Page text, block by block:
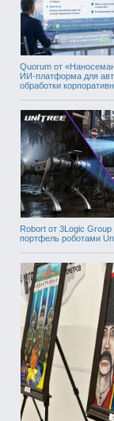
Quorum от
ИИ-платформа для
обработки
Robort от 3Logic
портфель роботами